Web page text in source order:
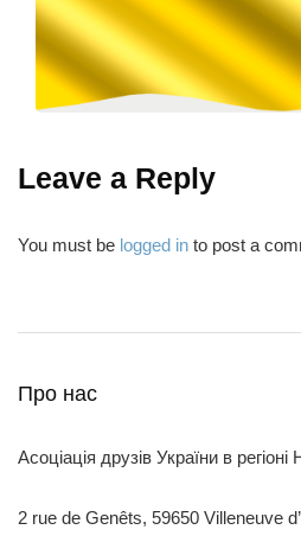
Leave a Reply
You must be logged in to post a
Про нас
Асоціація друзів України в
2 rue de Genêts, 59650 Villeneuve